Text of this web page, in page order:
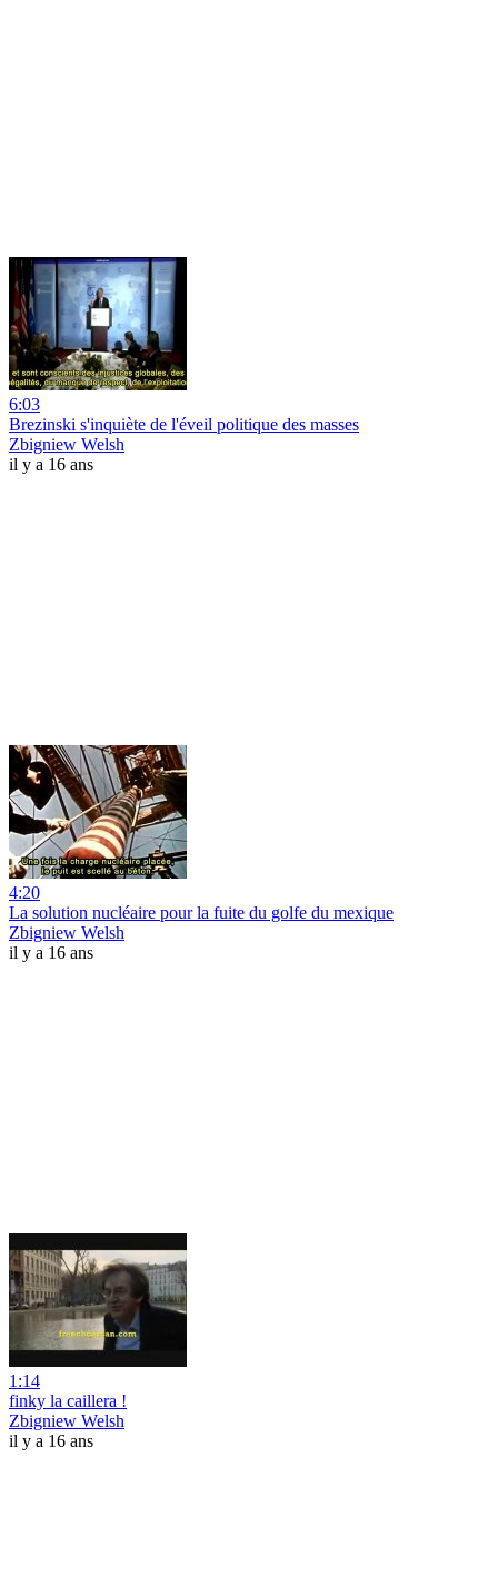
6:03
Brezinski s'inquiète de l'éveil politique des masses
Zbigniew Welsh
il y a 16 ans
4:20
La solution nucléaire pour la fuite du golfe du mexique
Zbigniew Welsh
il y a 16 ans
1:14
finky la caillera !
Zbigniew Welsh
il y a 16 ans